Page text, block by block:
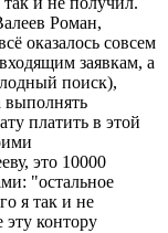
Роман,
оказалось совсем
заявкам, а
поиск),
платить в этой
это 10000
"остальное
я так и не
эту контору